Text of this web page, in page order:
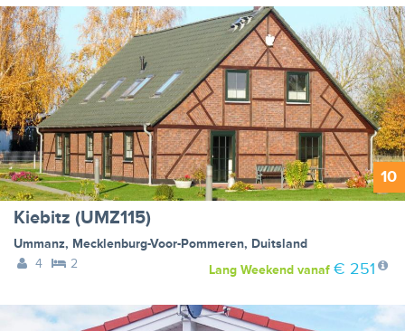
10
Kiebitz (UMZ115)
Ummanz, Mecklenburg-Voor-Pommeren, Duitsland
4
2 Lang Weekendvanaf € 251